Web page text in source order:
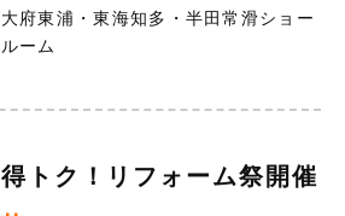
大府東浦・東海知多・半田常滑ショー
ルーム
得トク！リフォーム祭開催